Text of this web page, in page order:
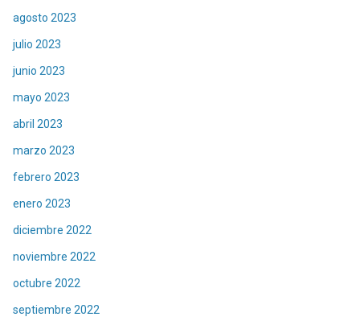
agosto 2023
julio 2023
junio 2023
mayo 2023
abril 2023
marzo 2023
febrero 2023
enero 2023
diciembre 2022
noviembre 2022
octubre 2022
septiembre 2022